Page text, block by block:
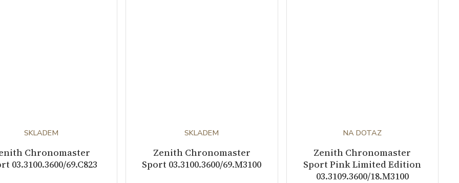
SKLADEM
Chronomaster
03.3100.3600/69.C823
SKLADEM
Zenith Chronomaster
Sport 03.3100.3600/69.M3100
NA DOTAZ
Zenith Chronomaster
Sport Pink Limited Edition
03.3109.3600/18.M3100